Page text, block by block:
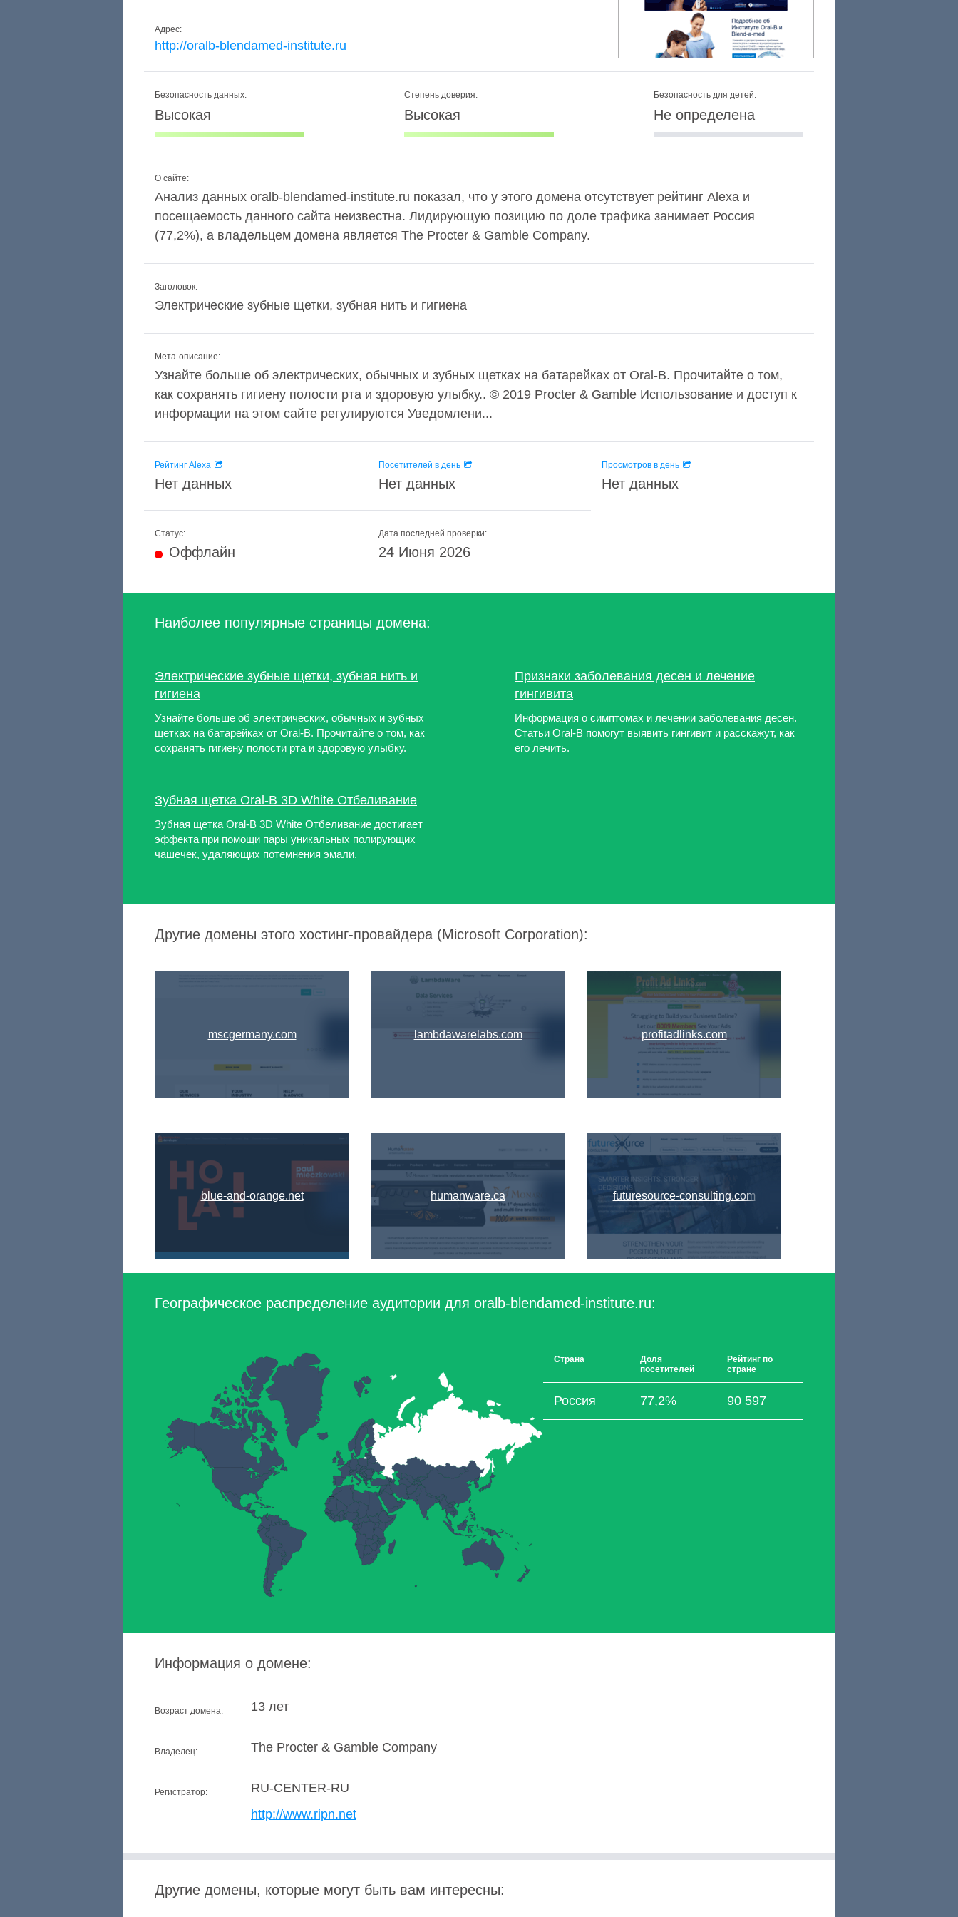
Адрес:
http://oralb-blendamed-institute.ru
Безопасность данных:
Высокая
Степень доверия:
Высокая
Безопасность для детей:
Не определена
О сайте:
Анализ данных oralb-blendamed-institute.ru показал, что у этого домена отсутствует рейтинг Alexa и
посещаемость данного сайта неизвестна. Лидирующую позицию по доле трафика занимает Россия
(77,2%), а владельцем домена является The Procter & Gamble Company.
Заголовок:
Электрические зубные щетки, зубная нить и гигиена
Мета-описание:
Узнайте больше об электрических, обычных и зубных щетках на батарейках от Oral-B. Прочитайте о том,
как сохранять гигиену полости рта и здоровую улыбку.. © 2019 Procter & Gamble Использование и доступ к
информации на этом сайте регулируются Уведомлени...
Рейтинг Alexa
Нет данных
Посетителей в день
Нет данных
Просмотров в день
Нет данных
Статус:
Оффлайн
Дата последней проверки:
24 Июня 2026
Наиболее популярные страницы домена:
Электрические зубные щетки, зубная нить и
гигиена
Узнайте больше об электрических, обычных и зубных
щетках на батарейках от Oral-B. Прочитайте о том, как
сохранять гигиену полости рта и здоровую улыбку.
Зубная щетка Oral-B 3D White Отбеливание
Зубная щетка Oral-B 3D White Отбеливание достигает
эффекта при помощи пары уникальных полирующих
чашечек, удаляющих потемнения эмали.
Признаки заболевания десен и лечение
гингивита
Информация о симптомах и лечении заболевания десен.
Статьи Oral-B помогут выявить гингивит и расскажут, как
его лечить.
Другие домены этого хостинг-провайдера (Microsoft Corporation):
mscgermany.com
blue-and-orange.net
lambdawarelabs.com
humanware.ca
profitadlinks.com
futuresource-consulting.com
Географическое распределение аудитории для oralb-blendamed-institute.ru:
Страна
Доля
посетителей
Рейтинг по
стране
Россия 77,2% 90 597
Информация о домене:
Возраст домена: 13 лет
Владелец: The Procter & Gamble Company
Регистратор:
RU-CENTER-RU
http://www.ripn.net
Другие домены, которые могут быть вам интересны: